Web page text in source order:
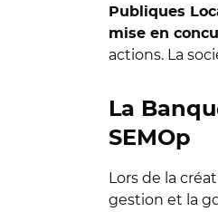
Publiques
mise en
actions. La
La
SEMOp
Lors de la
gestion et la